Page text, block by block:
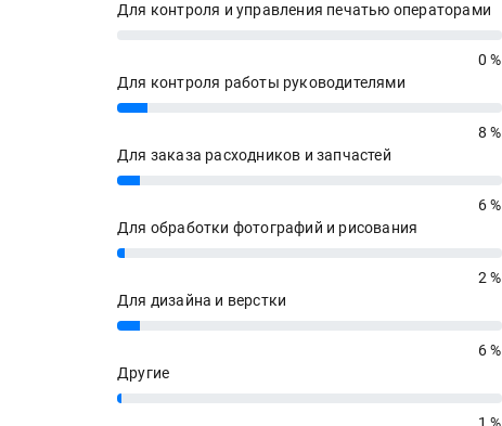
Для контроля и управления печатью операторами
0 %
Для контроля работы руководителями
8%
8 %
Для заказа расходников и запчастей
6%
6 %
Для обработки фотографий и рисования
2%
2 %
Для дизайна и верстки
6%
6 %
Другие
1%